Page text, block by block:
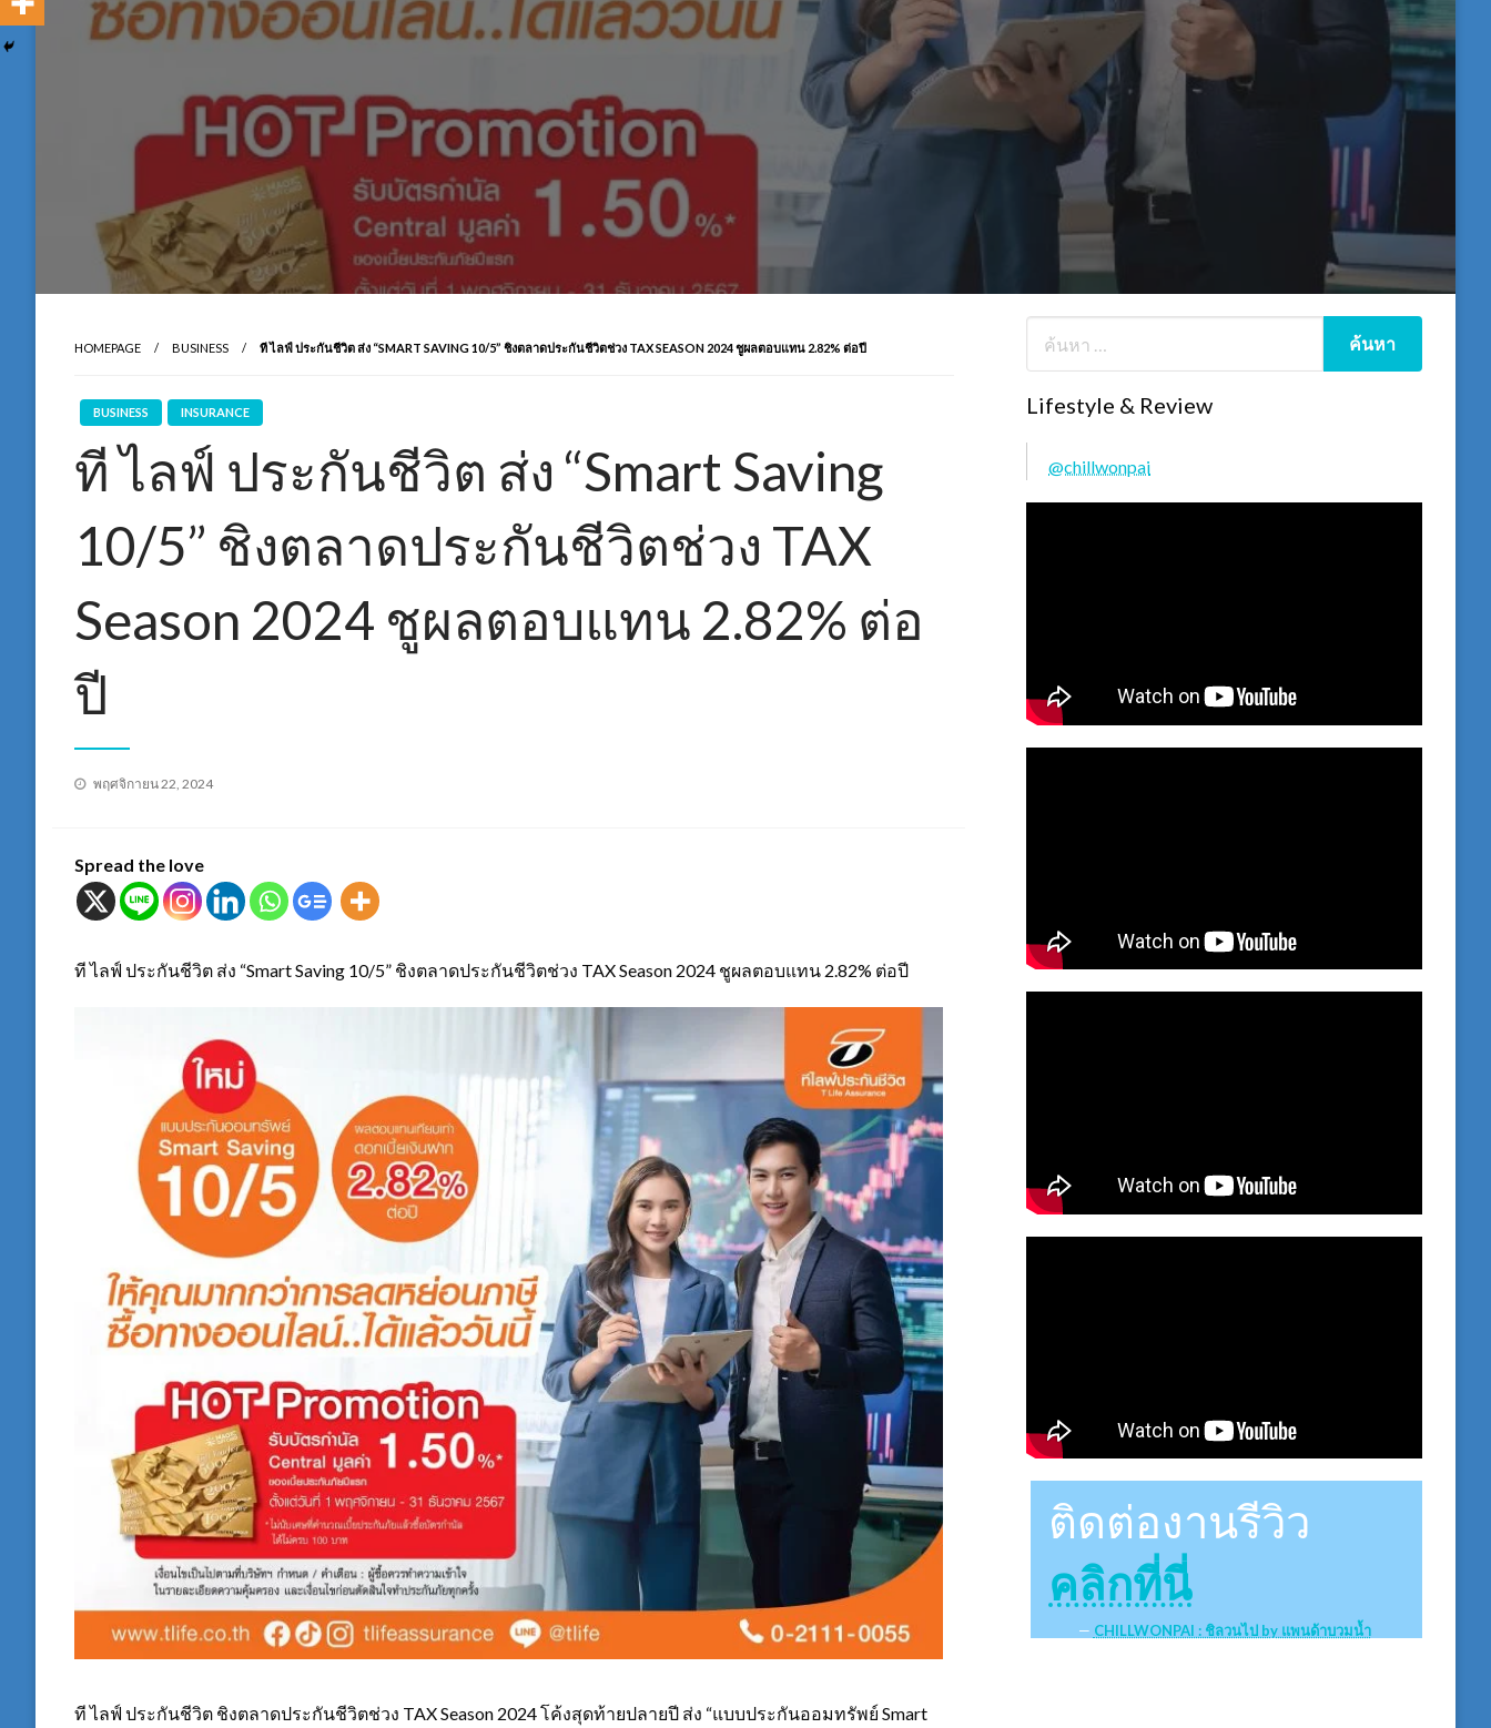
HOMEPAGE BUSINESS ที ไลฟ์ ประกันชีวิต ส่ง “SMART SAVING 10/5” ชิงตลาดประกันชีวิตช่วง TAX SEASON 2024 ชูผลตอบแทน 2.82% ต่อปี
BUSINESS INSURANCE
ที ไลฟ์ ประกันชีวิต ส่ง “Smart Saving
10/5” ชิงตลาดประกันชีวิตช่วง TAX
Season 2024 ชูผลตอบแทน 2.82% ต่อ
ปี
Posted
พฤศจิกายน 22, 2024
Spread the love
ที ไลฟ์ ประกันชีวิต ส่ง “Smart Saving 10/5” ชิงตลาดประกันชีวิตช่วง TAX Season 2024 ชูผลตอบแทน 2.82% ต่อปี
ที ไลฟ์ ประกันชีวิต ชิงตลาดประกันชีวิตช่วง TAX Season 2024 โค้งสุดท้ายปลายปี ส่ง “แบบประกันออมทรัพย์ Smart
Lifestyle & Review
@chillwonpai
ติดต่องานรีวิว
คลิกที่นี่
CHILLWONPAI : ชิลวนไป by แพนด้าบวมน้ำ